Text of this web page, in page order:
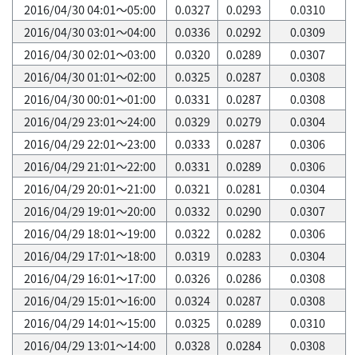
2016/04/30 04:01～05:00
0.0327 0.0293
0.0310
2016/04/30 03:01～04:00
0.0336 0.0292
0.0309
2016/04/30 02:01～03:00
0.0320 0.0289
0.0307
2016/04/30 01:01～02:00
0.0325 0.0287
0.0308
2016/04/30 00:01～01:00
0.0331 0.0287
0.0308
2016/04/29 23:01～24:00
0.0329 0.0279
0.0304
2016/04/29 22:01～23:00
0.0333 0.0287
0.0306
2016/04/29 21:01～22:00
0.0331 0.0289
0.0306
2016/04/29 20:01～21:00
0.0321 0.0281
0.0304
2016/04/29 19:01～20:00
0.0332 0.0290
0.0307
2016/04/29 18:01～19:00
0.0322 0.0282
0.0306
2016/04/29 17:01～18:00
0.0319 0.0283
0.0304
2016/04/29 16:01～17:00
0.0326 0.0286
0.0308
2016/04/29 15:01～16:00
0.0324 0.0287
0.0308
2016/04/29 14:01～15:00
0.0325 0.0289
0.0310
2016/04/29 13:01～14:00
0.0328 0.0284
0.0308